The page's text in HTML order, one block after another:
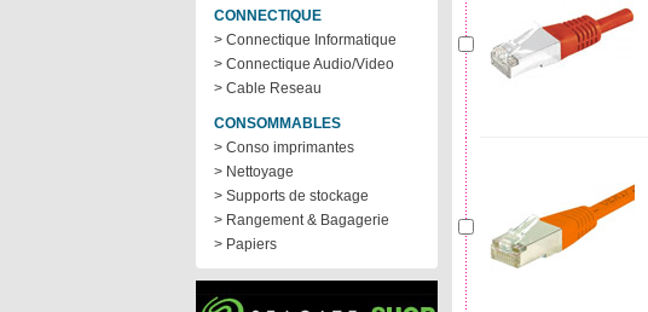
CONNECTIQUE
> Connectique Informatique
> Connectique Audio/Video
> Cable Reseau
CONSOMMABLES
> Conso imprimantes
> Nettoyage
> Supports de stockage
> Rangement & Bagagerie
> Papiers